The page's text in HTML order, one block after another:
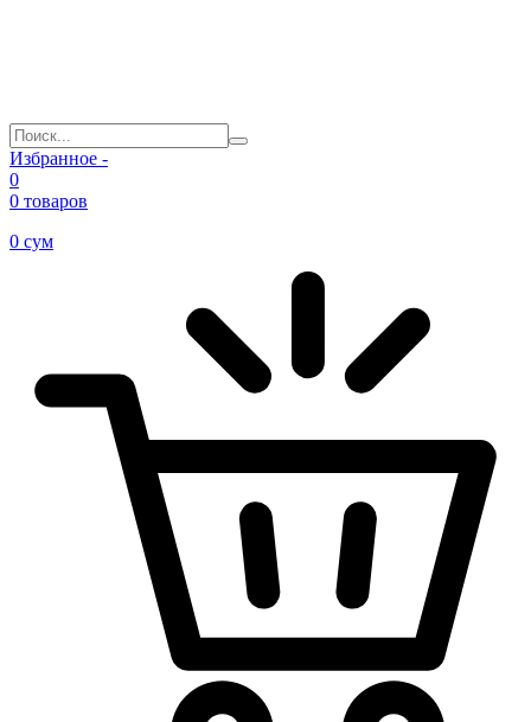
Избранное -
0
0 товаров
0 сум